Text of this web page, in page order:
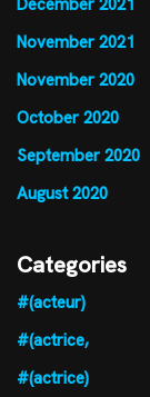
December 2021
November 2021
November 2020
October 2020
September 2020
August 2020
Categories
#(acteur)
#(actrice,
#(actrice)